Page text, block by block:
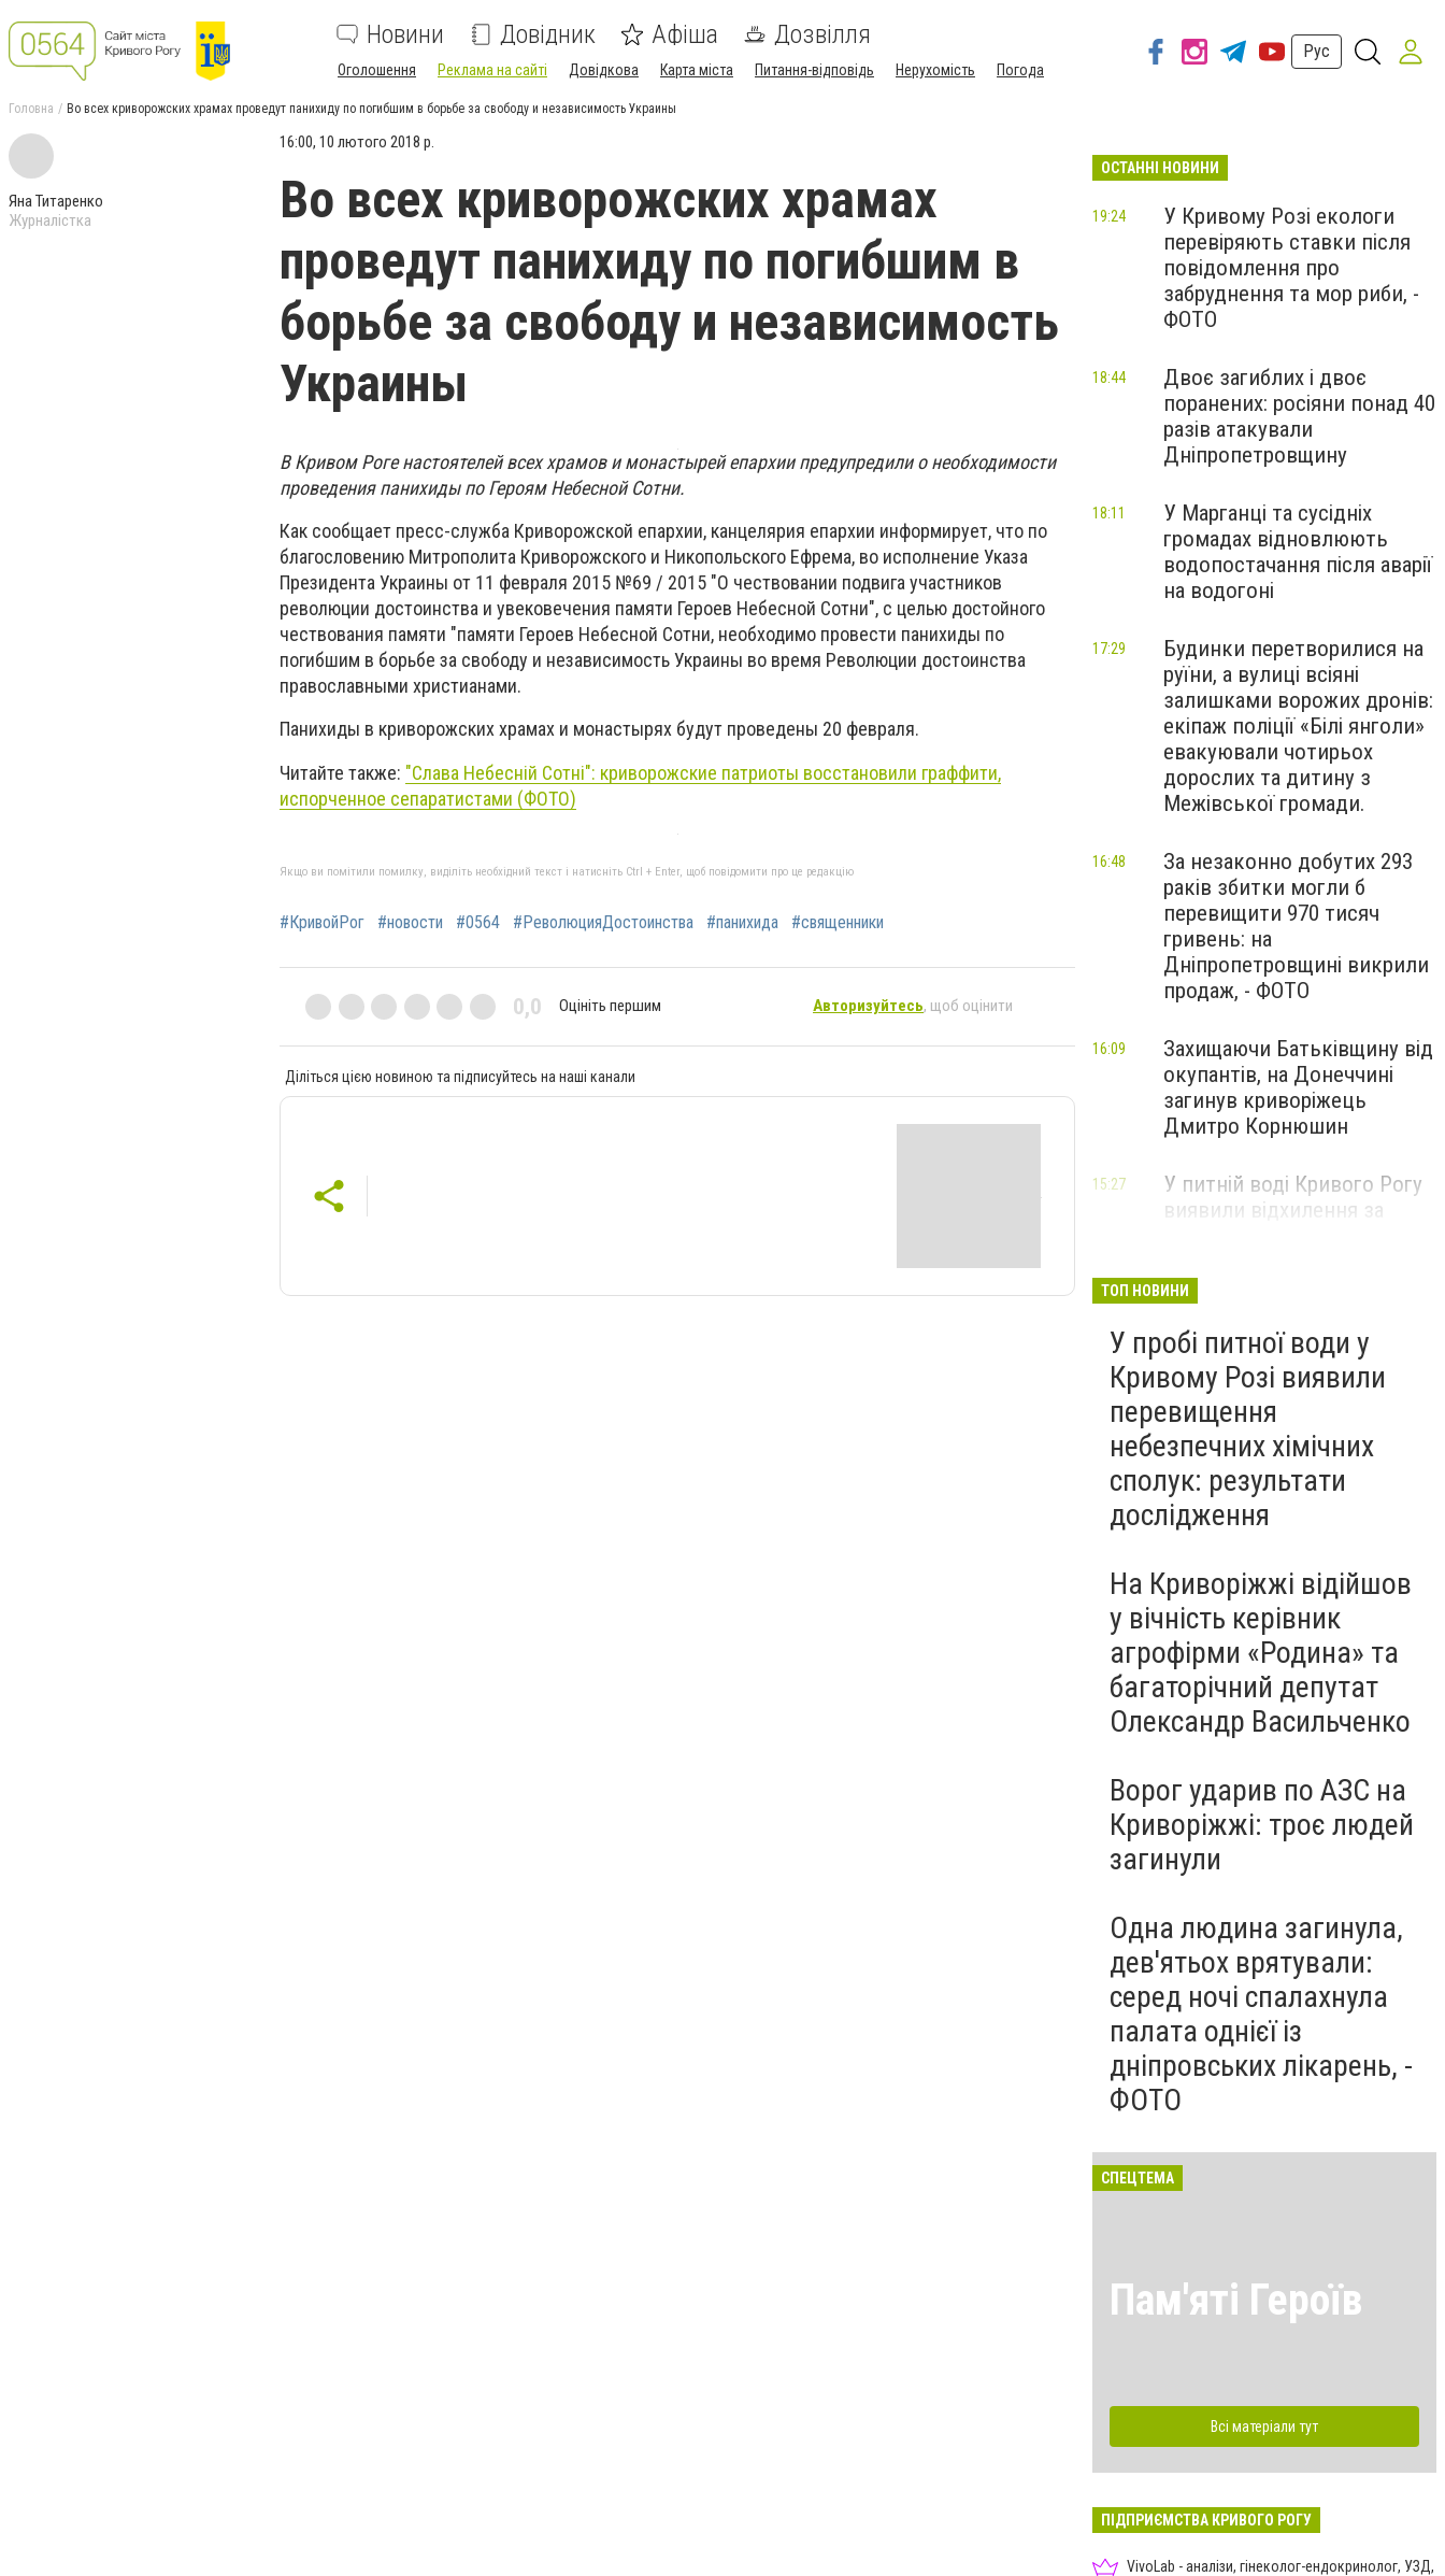
Новини Довідник Афіша Дозвілля
Оголошення Реклама на сайті Довідкова Карта міста Питання-відповідь Нерухомість Погода
Рус
Головна Во всех криворожских храмах проведут панихиду по погибшим в борьбе за свободу и независимость Украины
Яна Титаренко
Журналістка
16:00, 10 лютого 2018 р.
Во всех криворожских храмах
проведут панихиду по погибшим в
борьбе за свободу и независимость
Украины
В Кривом Роге настоятелей всех храмов и монастырей епархии предупредили о необходимости
проведения панихиды по Героям Небесной Сотни.
Как сообщает пресс-служба Криворожской епархии, канцелярия епархии информирует, что по
благословению Митрополита Криворожского и Никопольского Ефрема, во исполнение Указа
Президента Украины от 11 февраля 2015 №69 / 2015 "О чествовании подвига участников
революции достоинства и увековечения памяти Героев Небесной Сотни", с целью достойного
чествования памяти "памяти Героев Небесной Сотни, необходимо провести панихиды по
погибшим в борьбе за свободу и независимость Украины во время Революции достоинства
православными христианами.
Панихиды в криворожских храмах и монастырях будут проведены 20 февраля.
Читайте также: "Слава Небесній Сотні": криворожские патриоты восстановили граффити,
испорченное сепаратистами (ФОТО)
Якщо ви помітили помилку, виділіть необхідний текст і натисніть Ctrl + Enter, щоб повідомити про це редакцію
#КривойРог #новости #0564 #РеволюцияДостоинства #панихида #священники
0,0 Оцініть першим Авторизуйтесь, щоб оцінити
Діліться цією новиною та підписуйтесь на наші канали
ОСТАННІ НОВИНИ
У Кривому Розі екологи
перевіряють ставки після
повідомлення про
забруднення та мор риби, -
ФОТО
19:24
Двоє загиблих і двоє
поранених: росіяни понад 40
разів атакували
Дніпропетровщину
18:44
У Марганці та сусідніх
громадах відновлюють
водопостачання після аварії
на водогоні
18:11
Будинки перетворилися на
руїни, а вулиці всіяні
залишками ворожих дронів:
екіпаж поліції «Білі янголи»
евакуювали чотирьох
дорослих та дитину з
Межівської громади.
17:29
За незаконно добутих 293
раків збитки могли б
перевищити 970 тисяч
гривень: на
Дніпропетровщині викрили
продаж, - ФОТО
16:48
Захищаючи Батьківщину від
окупантів, на Донеччині
загинув криворіжець
Дмитро Корнюшин
16:09
У питній воді Кривого Рогу
виявили відхилення за
15:27
Нікополю: загинув водій
рейсового автобуса, ще
один поранений
ТОП НОВИНИ
У пробі питної води у
Кривому Розі виявили
перевищення
небезпечних хімічних
сполук: результати
дослідження
На Криворіжжі відійшов
у вічність керівник
агрофірми «Родина» та
багаторічний депутат
Олександр Васильченко
Ворог ударив по АЗС на
Криворіжжі: троє людей
загинули
Одна людина загинула,
дев'ятьох врятували:
серед ночі спалахнула
палата однієї із
дніпровських лікарень, -
ФОТО
СПЕЦТЕМА
Пам'яті Героїв
Всі матеріали тут
ПІДПРИЄМСТВА КРИВОГО РОГУ
VivoLab - аналізи, гінеколог-ендокринолог, УЗД,